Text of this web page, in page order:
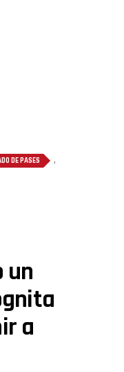
DE PASES ,
un
a